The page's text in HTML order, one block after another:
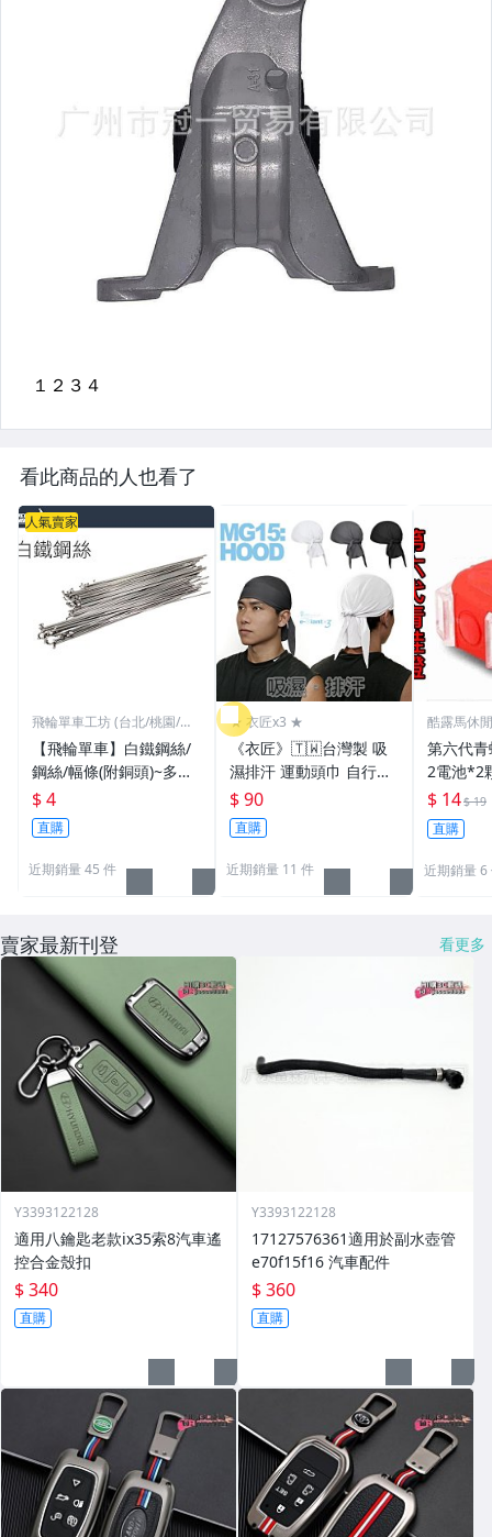
看此商品的人也看了
人氣賣家
飛輪單車工坊 (台北/桃園/高
【飛輪單車】白鐵鋼絲/
鋼絲/幅條(附銅頭)~多種
規格/一支價格需要多少
買多少[1101]
$ 4
直購
近期銷量 45 件
★ 衣匠x3 ★
《衣匠》🇹🇼台灣製 吸
濕排汗 運動頭巾 自行車
頭巾 機車 自行車小帽 海
盜帽﹝MG15﹞
$ 90
直購
近期銷量 11 件
酷露馬休
第六代青蛙燈 (
2電池*2
警示燈
車尾燈
1
$ 14$ 19
直購
近期銷量 6
賣家最新刊登 看更多
Y3393122128
適用八鑰匙老款ix35索8汽車遙
控合金殼扣
$ 340
直購
Y3393122128
17127576361適用於副水壺管
e70f15f16 汽車配件
$ 360
直購